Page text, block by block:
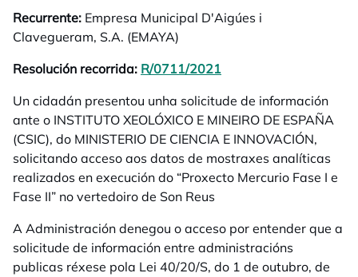
Recurrente: Empresa Municipal D'Aigúes i
Clavegueram, S.A. (EMAYA)
Resolución recorrida: R/0711/2021
Un cidadán presentou unha solicitude de información
ante o INSTITUTO XEOLÓXICO E MINEIRO DE ESPAÑA
(CSIC), do MINISTERIO DE CIENCIA E INNOVACIÓN,
solicitando acceso aos datos de mostraxes analíticas
realizados en execución do “Proxecto Mercurio Fase I e
Fase II” no vertedoiro de Son Reus
A Administración denegou o acceso por entender que a
solicitude de información entre administracións
publicas réxese pola Lei 40/20/S, do 1 de outubro, de